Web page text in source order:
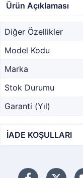
Ürün Açıklaması
Diğer Özellikler
Model Kodu
Marka
Stok Durumu
Garanti (Yıl)
İADE KOŞULLARI